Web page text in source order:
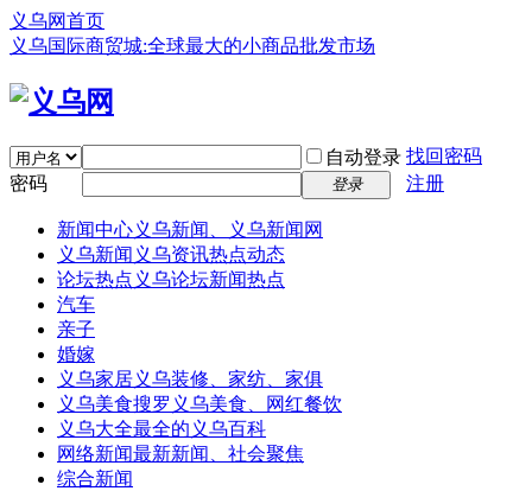
义乌网首页
义乌国际商贸城:全球最大的小商品批发市场
自动登录 找回密码
密码
登录 注册
新闻中心义乌新闻、义乌新闻网
义乌新闻 义乌资讯热点动态
论坛热点 义乌论坛新闻热点
汽车
亲子
婚嫁
义乌家居义乌装修、家纺、家俱
义乌美食搜罗义乌美食、网红餐饮
义乌大全最全的义乌百科
网络新闻最新新闻、社会聚焦
综合新闻